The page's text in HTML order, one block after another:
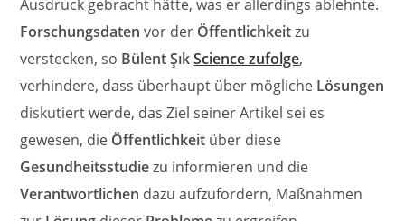
Ausdruck gebracht hätte, was er allerdings ablehnte.
Forschungsdatenvor der Öffentlichkeitzu
verstecken, so Bülent ŞıkScience zufolge,
verhindere, dass überhaupt über mögliche Lösungen
diskutiert werde, das Ziel seiner Artikel sei es
gewesen, die Öffentlichkeit über diese
Gesundheitsstudiezu informieren und die
Verantwortlichen dazu aufzufordern, Maßnahmen